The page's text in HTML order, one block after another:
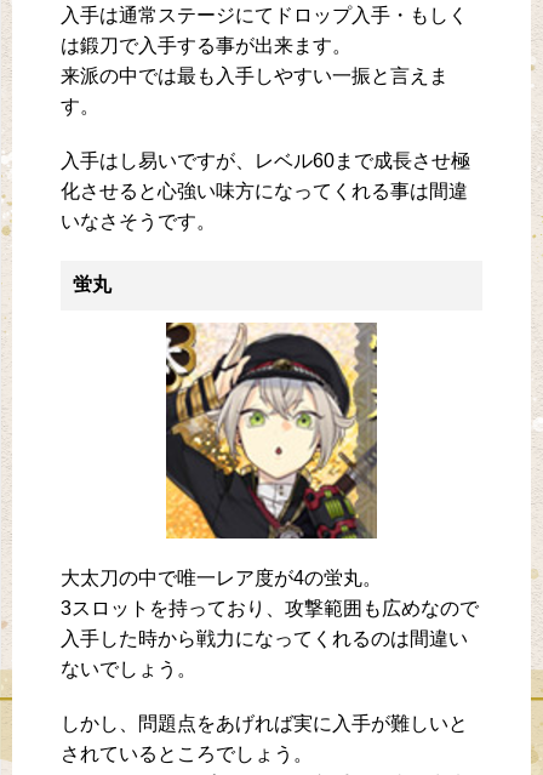
入手は通常ステージにてドロップ入手・もしく
は鍛刀で入手する事が出来ます。
来派の中では最も入手しやすい一振と言えま
す。
入手はし易いですが、レベル60まで成長させ極
化させると心強い味方になってくれる事は間違
いなさそうです。
蛍丸
大太刀の中で唯一レア度が4の蛍丸。
3スロットを持っており、攻撃範囲も広めなので
入手した時から戦力になってくれるのは間違い
ないでしょう。
しかし、問題点をあげれば実に入手が難しいと
されているところでしょう。